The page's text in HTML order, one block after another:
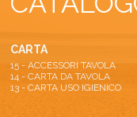
CARTA
15 - ACCESSORI TAVOLA
14 - CARTA DA TAVOLA
13 - CARTA USO IGIENICO